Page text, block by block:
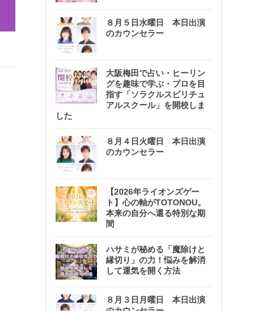
８月５日水曜日 本日出演
のカウンセラー
大阪梅田で占い・ヒーリン
グを趣味で学ぶ・プロを目
指す「ソラクルスピリチュ
アルスクール」を開校しま
した
８月４日火曜日 本日出演
のカウンセラー
【2026年ライオンズゲー
ト】心の軸がTOTONOU。
本来の自分へ還る特別な期
間
ハサミが秘める「魔除けと
縁切り」の力！悩みを解消
して運気を開く方法
８月３日月曜日 本日出演